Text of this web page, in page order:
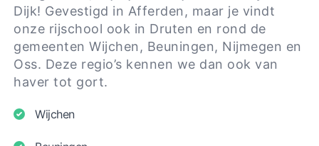
Dijk! Gevestigd in Afferden, maar je vindt
onze rijschool ook in Druten en rond de
gemeenten Wijchen, Beuningen, Nijmegen en
Oss. Deze regio’s kennen we dan ook van
haver tot gort.
Wijchen